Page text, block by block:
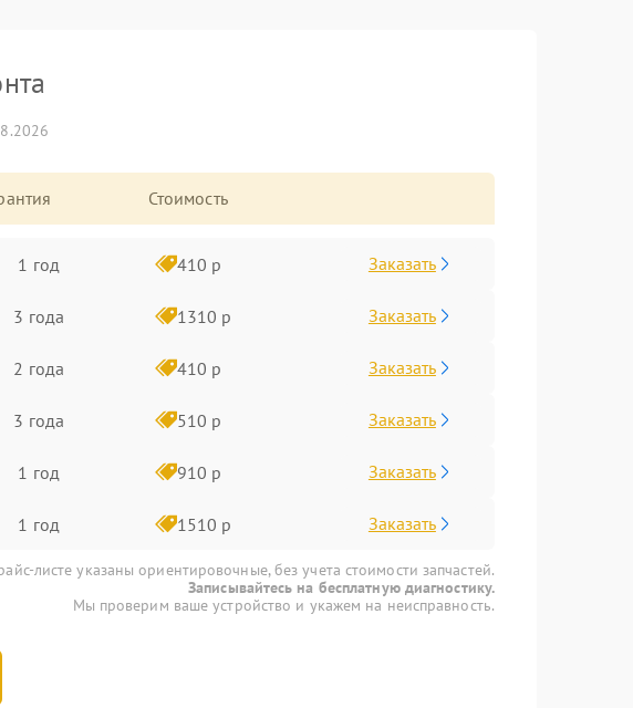
Стоимость
1 год 410 р Заказать
3 года 1310 р Заказать
2 года 410 р Заказать
3 года 510 р Заказать
1 год 910 р Заказать
1 год 1510 р Заказать
листе указаны ориентировочные, без учета стоимости запчастей.
Записывайтесь на бесплатную диагностику.
Мы проверим ваше устройство и укажем на неисправность.